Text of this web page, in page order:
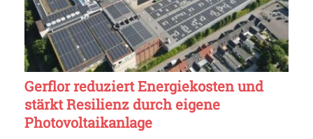
Gerflor reduziert Energiekosten und
stärkt Resilienz durch eigene
Photovoltaikanlage